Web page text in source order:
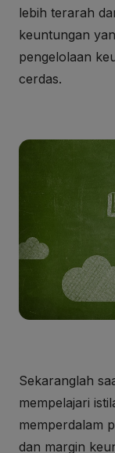
lebih terarah
keuntungan
pengelolaan
cerdas.
Sekaranglah
mempelajari
memperdalam
dan margin